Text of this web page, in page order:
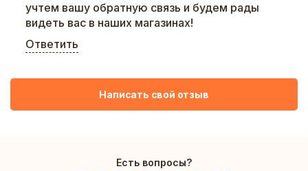
учтем вашу обратную связь и будем рады
видеть вас в наших магазинах!
Ответить
Написать свой отзыв
Есть вопросы?